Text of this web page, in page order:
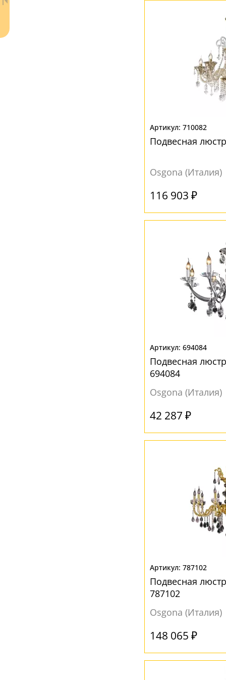
- бесплатная доставка 710082
Подвесная
Osgona (Италия)
116 903 ₽
694084
Подвесная
694084
Osgona (Италия)
42 287 ₽
787102
Подвесная
787102
Osgona (Италия)
148 065 ₽